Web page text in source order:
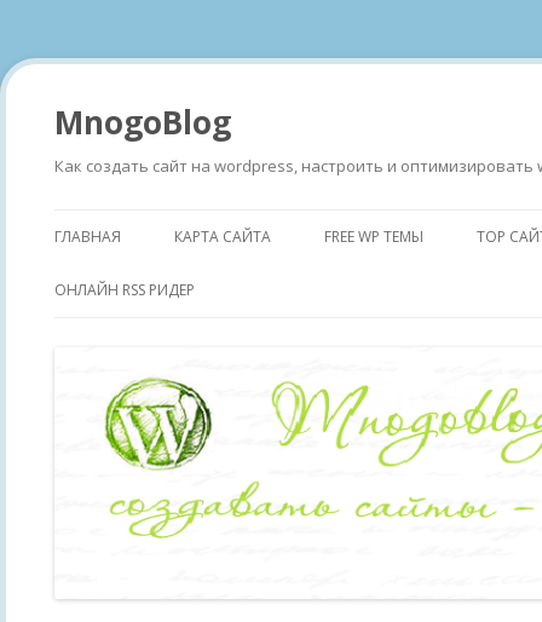
MnogoBlog
Как создать сайт на wordpress, настроить и оптимизировать
ГЛАВНАЯ КАРТА САЙТА FREE WP ТЕМЫ TOP
ОНЛАЙН RSS РИДЕР